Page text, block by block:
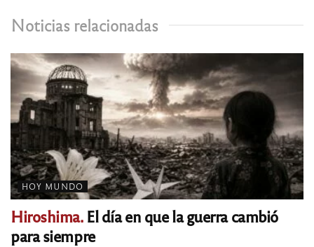
Noticias relacionadas
HOY MUNDO
Hiroshima.El día en que la guerra cambió
para siempre